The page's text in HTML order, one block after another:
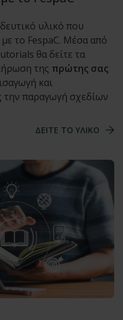
υλικό που
με το FespaC. Μέσα από
θα δείτε τα
της πρώτης σας
και
παραγωγή σχεδίων
ΔΕΙΤΕ ΤΟ ΥΛΙΚΟ